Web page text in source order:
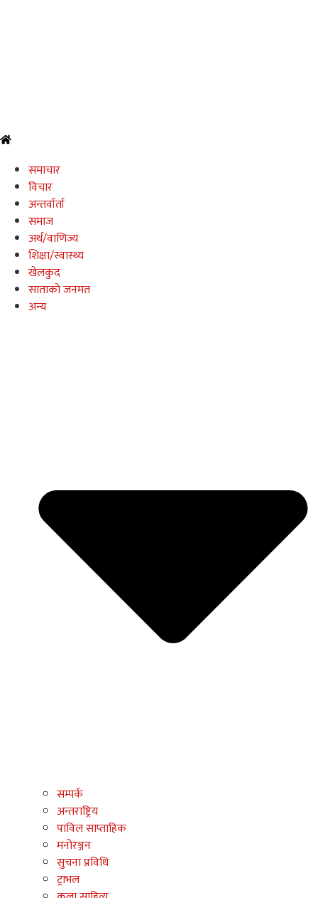
समाचार
विचार
अन्तर्वार्ता
समाज
अर्थ/वाणिज्य
शिक्षा/स्वास्थ्य
खेलकुद
साताकाे जनमत
अन्य
सम्पर्क
अन्तराष्ट्रिय
पाविल साप्ताहिक
मनोरञ्जन
सुचना प्रविधि
ट्राभल